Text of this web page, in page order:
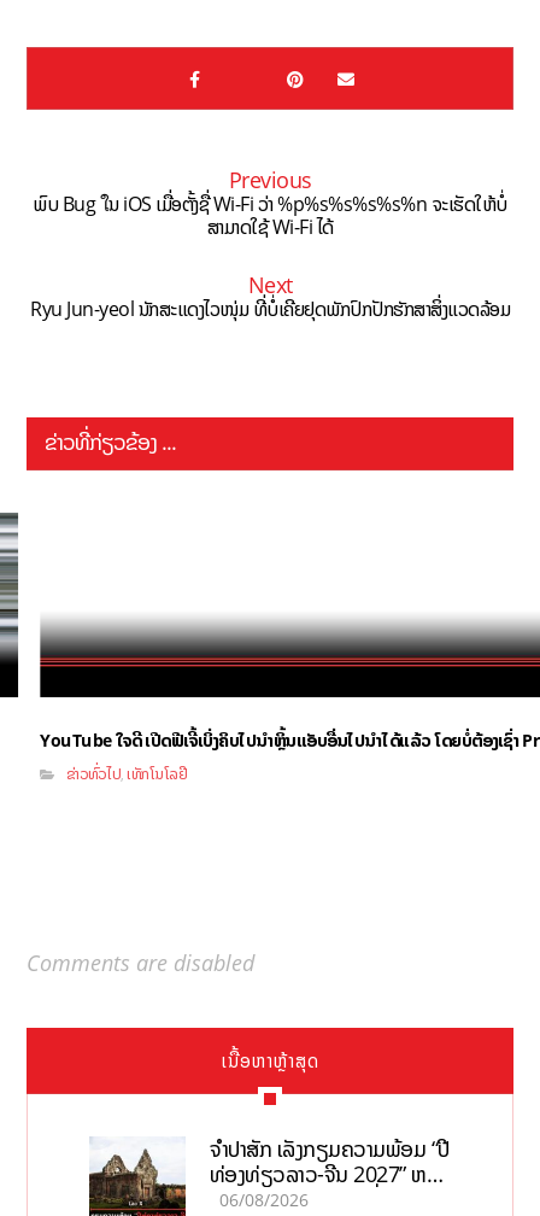
Previous
ພົບ Bug ใນ iOS ເມື່ອຕັ້ງຊື່ Wi-Fi ວ່າ %p%s%s%s%s%n ຈະເຮັດໃຫ້ບໍ່
ສາມາດໃຊ້ Wi-Fi ໄດ້
Next
Ryu Jun-yeol ນັກສະແດງໄວໜຸ່ມ ທີ່ບໍ່ເຄີຍຢຸດພັກປົກປັກຮັກສາສິ່ງແວດລ້ອມ
ຂ່າວທີ່ກ່ຽວຂ້ອງ ...
YouTube ໃຈດີ ເປີດຟີເຈີ້ເບິ່ງຄິບໄປນຳຫຼິ້ນແອັບອື່ນໄປນຳໄດ້ແລ້ວ ໂດຍບໍ່ຕ້ອງເຊົ່າ
ຂ່າວທົ່ວໄປ,ເທັກໂນໂລຢີ
Comments are disabled
ເນື້ອຫາຫຼ້າສຸດ
ຈຳປາສັກ ເລັ່ງກຽມຄວາມພ້ອມ “ປີ
ທ່ອງທ່ຽວລາວ-ຈີນ 2027” ຫວັງ
ກະຕຸ້ນເສດຖະກິດທ້ອງຖິ່ນ
06/08/2026